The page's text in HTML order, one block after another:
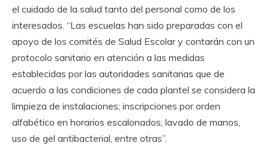
el cuidado de la salud tanto del personal como de los
interesados. “Las escuelas han sido preparadas con el
apoyo de los comités de Salud Escolar y contarán con un
protocolo sanitario en atención a las medidas
establecidas por las autoridades sanitarias que de
acuerdo a las condiciones de cada plantel se considera la
limpieza de instalaciones; inscripciones por orden
alfabético en horarios escalonados; lavado de manos,
uso de gel antibacterial, entre otras”.